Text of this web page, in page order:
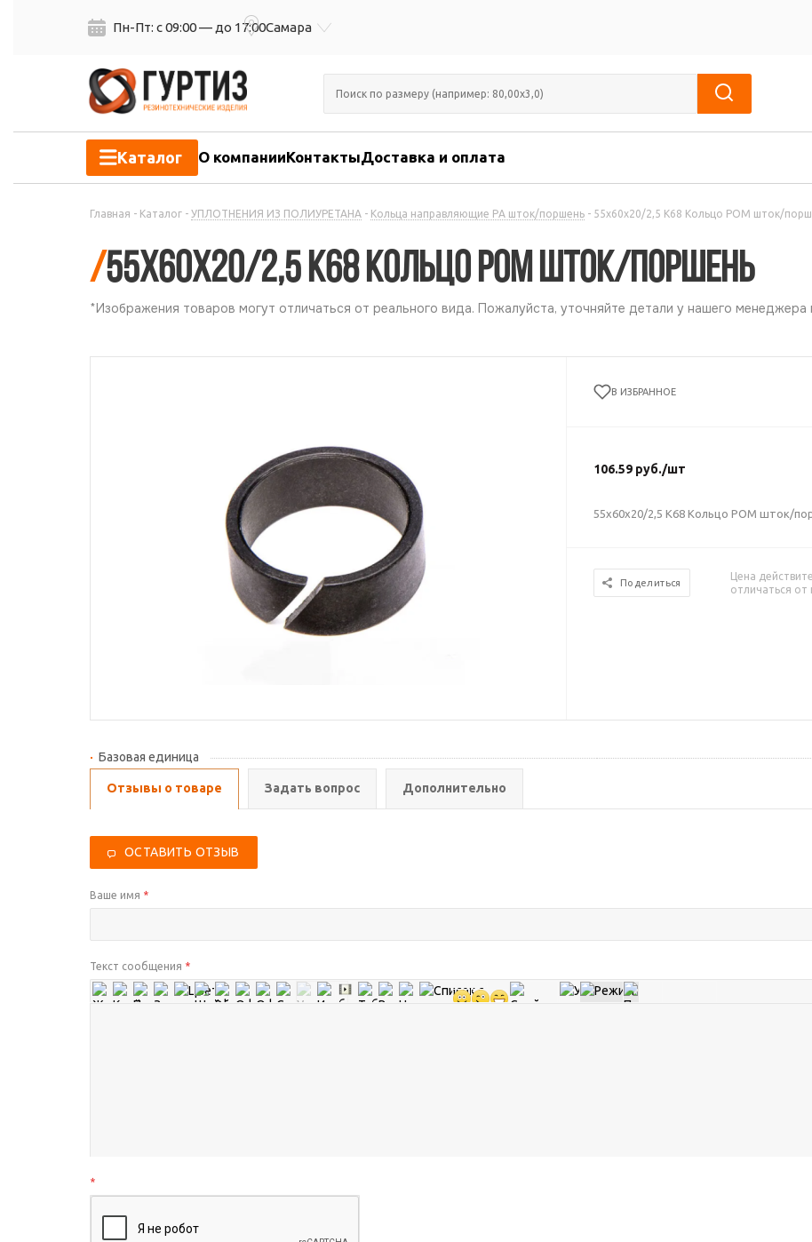
Пн-Пт: с 09:00 — до 17:00Самара
Каталог О компанииКонтактыДоставка и оплата
Главная - Каталог - УПЛОТНЕНИЯ ИЗ ПОЛИУРЕТАНА - Кольца направляющие PА шток/поршень - 55х60х20/2,5 К68 Кольцо POM шток/
/55х60х20/2,5 К68 Кольцо POM шток/поршень
*Изображения товаров могут отличаться от реального вида. Пожалуйста, уточняйте детали у нашего менеджера
В ИЗБРАННОЕ
106.59руб./шт
55х60х20/2,5 К68 Кольцо POM шток/
Поделиться
Цена
отличаться от
Базовая единица
Отзывы о товаре Задать вопрос Дополнительно
ОСТАВИТЬ ОТЗЫВ
Ваше имя *
Текст сообщения *
*